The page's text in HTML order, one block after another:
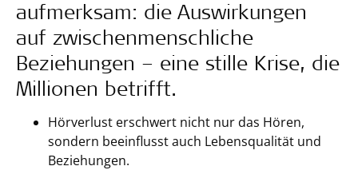
aufmerksam: die Auswirkungen
auf zwischenmenschliche
Beziehungen – eine stille Krise, die
Millionen betrifft.
Hörverlust erschwert nicht nur das Hören,
sondern beeinflusst auch Lebensqualität und
Beziehungen.